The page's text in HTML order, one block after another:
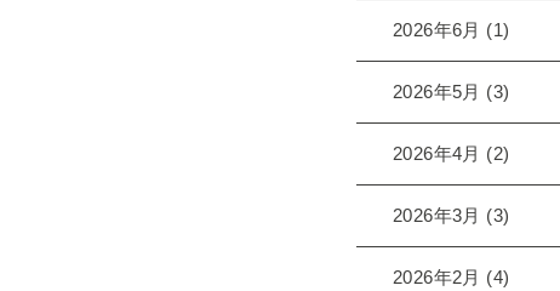
2026年6月 (1)
2026年5月 (3)
2026年4月 (2)
2026年3月 (3)
2026年2月 (4)